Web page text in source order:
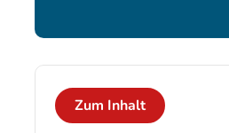
Zum Inhalt